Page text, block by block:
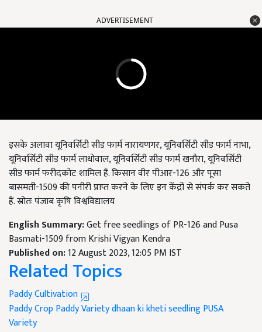
ADVERTISEMENT
इसके अलावा यूनिवर्सिटी सीड फार्म नारायणगर, यूनिवर्सिटी सीड फार्म नाभा,
यूनिवर्सिटी सीड फार्म लाधोवाल, यूनिवर्सिटी सीड फार्म खनौरा, यूनिवर्सिटी
सीड फार्म फरीदकोट शामिल हैं. किसान वीर पीआर-126 और पूसा
बासमती-1509 की पनीरी प्राप्त करने के लिए इन केंद्रों से संपर्क कर सकते
हैं. स्रोतः पंजाब कृषि विश्वविद्यालय
English Summary:Get free seedlings of PR-126 and Pusa
Basmati-1509 from Krishi Vigyan Kendra
Published on:12 August 2023, 12:05 PM IST
Related Topics
Paddy Cultivation
Paddy CropPaddy Varietydhaan ki khetiseedlingPUSA
Variety